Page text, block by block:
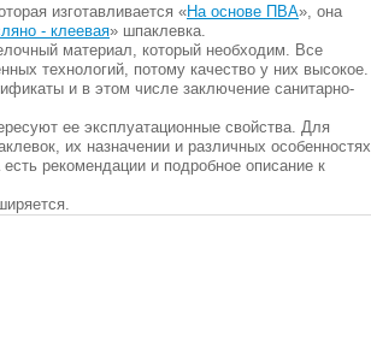
изготавливается «На основе ПВА», она
- клеевая» шпаклевка.
материал, который необходим. Все
технологий, потому качество у них высокое.
и в этом числе заключение санитарно-
ее эксплуатационные свойства. Для
их назначении и различных особенностях.
рекомендации и подробное описание к